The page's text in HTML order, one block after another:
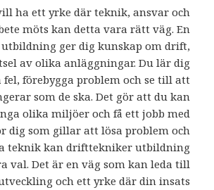
ha ett yrke där teknik, ansvar och
möts kan detta vara rätt väg. En
ger dig kunskap om drift,
av olika anläggningar. Du lär dig
förebygga problem och se till att
som de ska. Det gör att du kan
olika miljöer och få ett jobb med
dig som gillar att lösa problem och
teknik kan drifttekniker utbildning
val. Det är en väg som kan leda till
och ett yrke där din insats